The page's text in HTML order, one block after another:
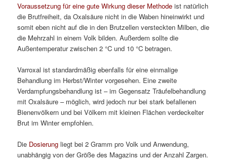
Voraussetzung für eine gute Wirkung dieser Methode ist natürlich
die Brutfreiheit, da Oxalsäure nicht in die Waben hineinwirkt und
somit eben nicht auf die in den Brutzellen versteckten Milben, die
die Mehrzahl in einem Volk bilden. Außerdem sollte die
Außentemperatur zwischen 2 °C und 10 °C betragen.
Varroxal ist standardmäßig ebenfalls für eine einmalige
Behandlung im Herbst/Winter vorgesehen. Eine zweite
Verdampfungsbehandlung ist – im Gegensatz Träufelbehandlung
mit Oxalsäure – möglich, wird jedoch nur bei stark befallenen
Bienenvölkern und bei Völkern mit kleinen Flächen verdeckelter
Brut im Winter empfohlen.
Die Dosierung liegt bei 2 Gramm pro Volk und Anwendung,
unabhängig von der Größe des Magazins und der Anzahl Zargen.